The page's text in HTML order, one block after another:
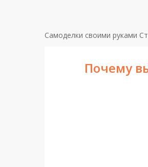
Самоделки своими руками
Почему